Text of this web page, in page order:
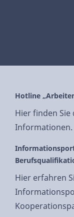
Hotline
Hier finden Sie
Informationen.
Hier erfahren